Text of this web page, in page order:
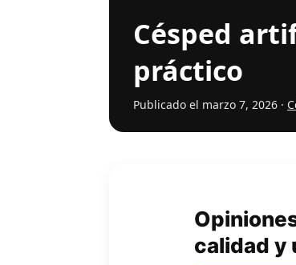
Césped
práctico
Publicado el marzo 7, 2026 ·
calidad y